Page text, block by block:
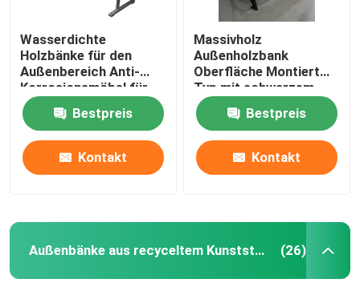
Wasserdichte
Holzbänke für den
Außenbereich Anti-
Korrosionsmöbel für
Campus-Schulen
Bestpreis
Kontakt
Massivholz
Außenholzbank
Oberfläche Montiert
Typ mit schwarzem
Stahlrahmen
Bestpreis
Kontakt
Außenbänke aus recyceltem Kunststoff (26)